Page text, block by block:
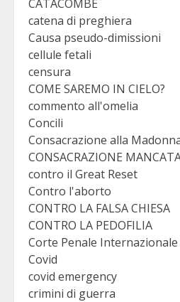
CATACOMBE
catena di preghiera
Causa pseudo-dimissioni
cellule fetali
censura
COME SAREMO IN CIELO?
commento all'omelia
Concili
Consacrazione alla
CONSACRAZIONE
contro il Great Reset
Contro l'aborto
CONTRO LA FALSA CHIESA
CONTRO LA PEDOFILIA
Corte Penale Internazionale
Covid
covid emergency
crimini di guerra